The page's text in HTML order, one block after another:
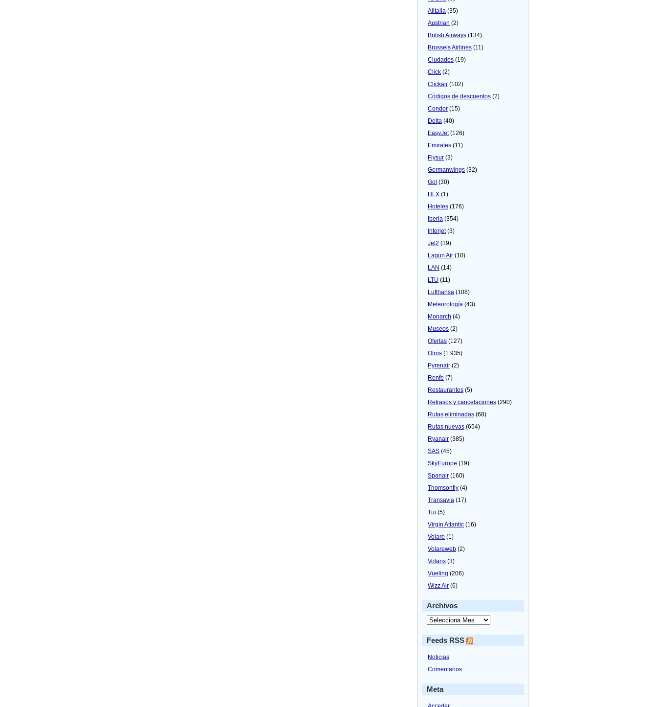
Alitalia (35)
Austrian (2)
British Airways (134)
Brussels Airlines (11)
Ciudades (19)
Click (2)
Clickair (102)
Códigos de descuentos (2)
Condor (15)
Delta (40)
EasyJet(126)
Emirates (11)
Flysur (3)
Germanwings (32)
Gol (30)
HLX (1)
Hoteles (176)
Iberia (354)
Interjet(3)
Jet2 (19)
Lagun Air (10)
LAN (14)
LTU (11)
Lufthansa (108)
Meteorologí­a (43)
Monarch (4)
Museos (2)
Ofertas (127)
Otros (1.935)
Pyrenair (2)
Renfe (7)
Restaurantes (5)
Retrasos y cancelaciones (290)
Rutas eliminadas (68)
Rutas nuevas (654)
Ryanair (385)
SAS (45)
SkyEurope (19)
Spanair (160)
Thomsonfly (4)
Transavia (17)
Tui (5)
Virgin Atlantic (16)
Volare (1)
Volareweb (2)
Volaris (3)
Vueling (206)
Wizz Air (6)
Archivos
Feeds RSS
Noticias
Comentarios
Meta